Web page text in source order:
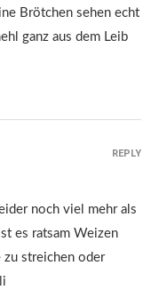
Brötchen sehen echt
ganz aus dem Leib
noch viel mehr als
es ratsam Weizen
zu streichen oder
REPLY